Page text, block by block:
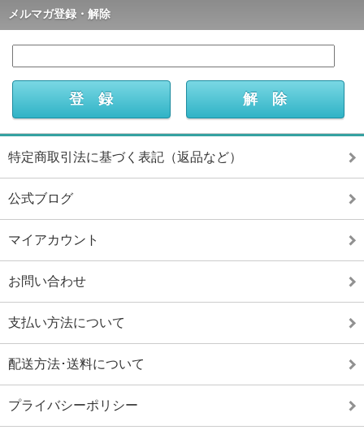
メルマガ登録・解除
特定商取引法に基づく表記（返品など）
公式ブログ
マイアカウント
お問い合わせ
支払い方法について
配送方法･送料について
プライバシーポリシー